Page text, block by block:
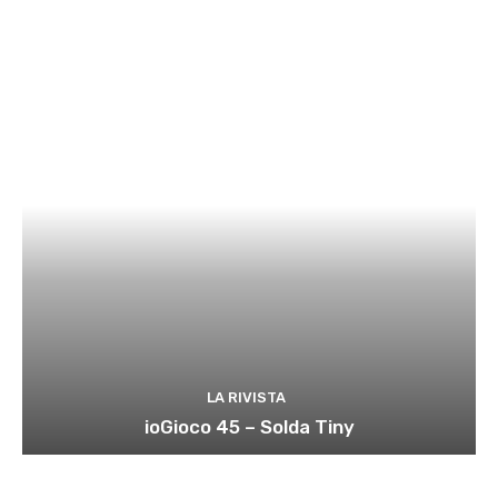
LA RIVISTA
ioGioco 45 – Solda Tiny